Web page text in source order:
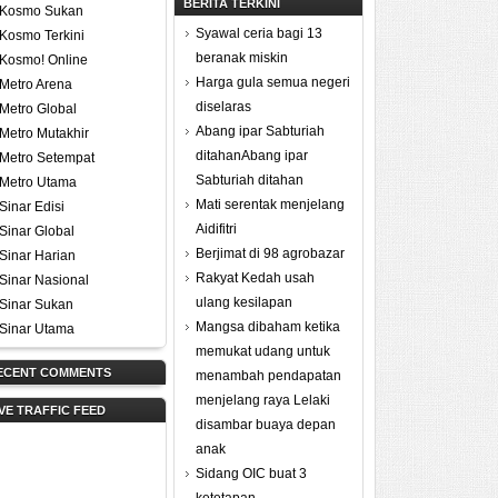
Kosmo Sukan
Kosmo Terkini
Kosmo! Online
Metro Arena
Metro Global
Metro Mutakhir
Metro Setempat
Metro Utama
Sinar Edisi
Sinar Global
Sinar Harian
Sinar Nasional
Sinar Sukan
Sinar Utama
COMMENTS
TRAFFIC FEED
BERITA TERKINI
Syawal ceria bagi 13
beranak miskin
Harga gula semua negeri
diselaras
Abang ipar Sabturiah
ditahanAbang ipar
Sabturiah ditahan
Mati serentak menjelang
Aidifitri
Berjimat di 98 agrobazar
Rakyat Kedah usah
ulang kesilapan
Mangsa dibaham ketika
memukat udang untuk
menambah pendapatan
menjelang raya Lelaki
disambar buaya depan
anak
Sidang OIC buat 3